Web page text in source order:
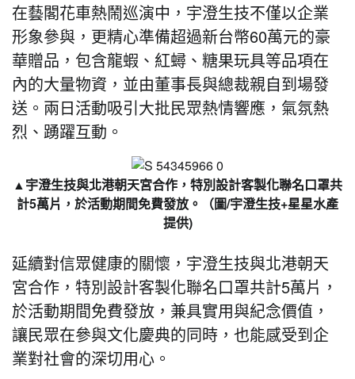
在藝閣花車熱鬧巡演中，宇澄生技不僅以企業
形象參與，更精心準備超過新台幣60萬元的豪
華贈品，包含龍蝦、紅蟳、糖果玩具等品項在
內的大量物資，並由董事長與總裁親自到場發
送。兩日活動吸引大批民眾熱情響應，氣氛熱
烈、踴躍互動。
▲宇澄生技與北港朝天宮合作，特別設計客製化聯名口罩共
計5萬片，於活動期間免費發放。（圖/宇澄生技+星星水產
提供)
延續對信眾健康的關懷，宇澄生技與北港朝天
宮合作，特別設計客製化聯名口罩共計5萬片，
於活動期間免費發放，兼具實用與紀念價值，
讓民眾在參與文化慶典的同時，也能感受到企
業對社會的深切用心。